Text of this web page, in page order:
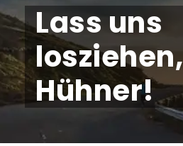
Lass uns
losziehen,
Hühner!